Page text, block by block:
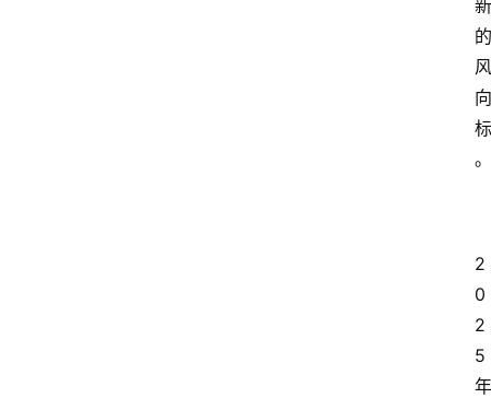
新
的
风
向
标
。
2
0
2
5
年